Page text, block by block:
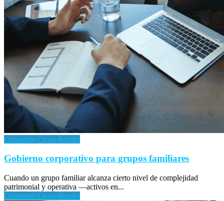
Corporate Cross-Border
Gobierno corporativo para grupos familiares
Cuando un grupo familiar alcanza cierto nivel de complejidad
patrimonial y operativa —activos en...
Corporate Cross-Border